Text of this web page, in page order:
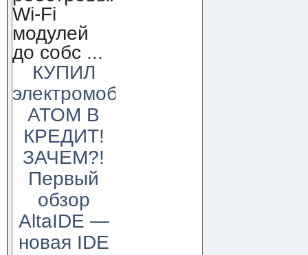
Wi-Fi
модулей
до собс ...
КУПИЛ
электромобиль
АТОМ В
КРЕДИТ!
ЗАЧЕМ?!
Первый
обзор
AltaIDE —
новая IDE